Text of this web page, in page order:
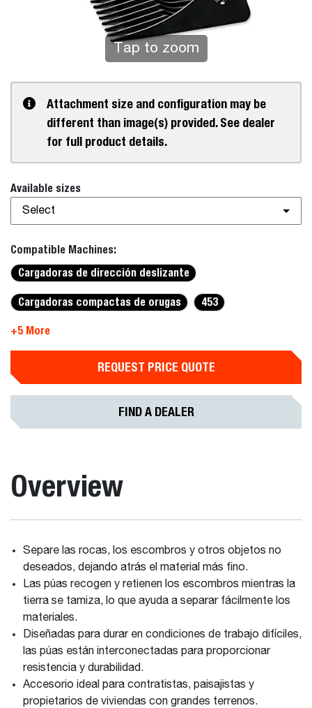
Tap to zoom
Attachment size and configuration may be
different than image(s) provided. See dealer
for full product details.
Available sizes
Select
Compatible Machines:
Cargadoras de dirección deslizante
Cargadoras compactas de orugas 453
+5 More
REQUEST PRICE QUOTE
FIND A DEALER
Overview
Separe las rocas, los escombros y otros objetos no
deseados, dejando atrás el material más fino.
Las púas recogen y retienen los escombros mientras la
tierra se tamiza, lo que ayuda a separar fácilmente los
materiales.
Diseñadas para durar en condiciones de trabajo difíciles,
las púas están interconectadas para proporcionar
resistencia y durabilidad.
Accesorio ideal para contratistas, paisajistas y
propietarios de viviendas con grandes terrenos.